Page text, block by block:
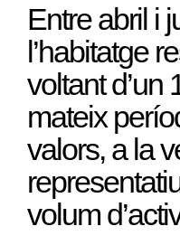
Entre abril i
l’habitatge
voltant d’un
mateix
valors, a la
volum